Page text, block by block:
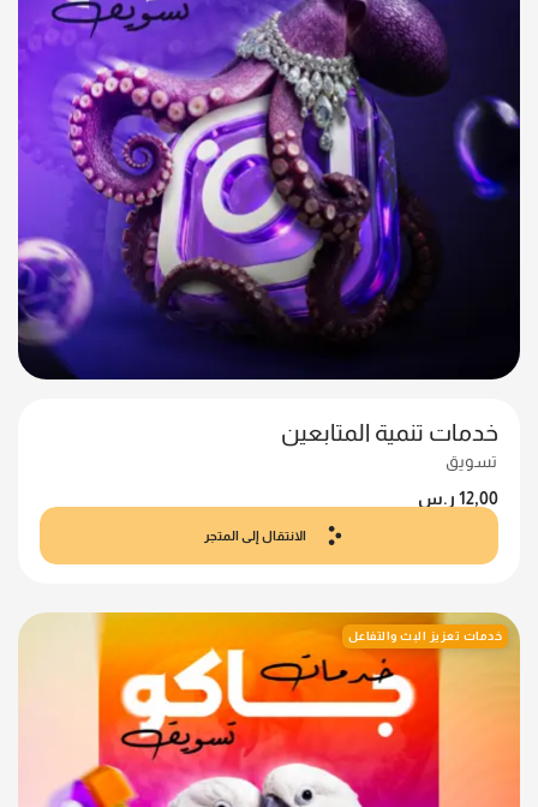
خدمات تنمية المتابعين
تسويق
12,00 ر.س
الانتقال إلى المتجر
خدمات تعزيز البث والتفاعل